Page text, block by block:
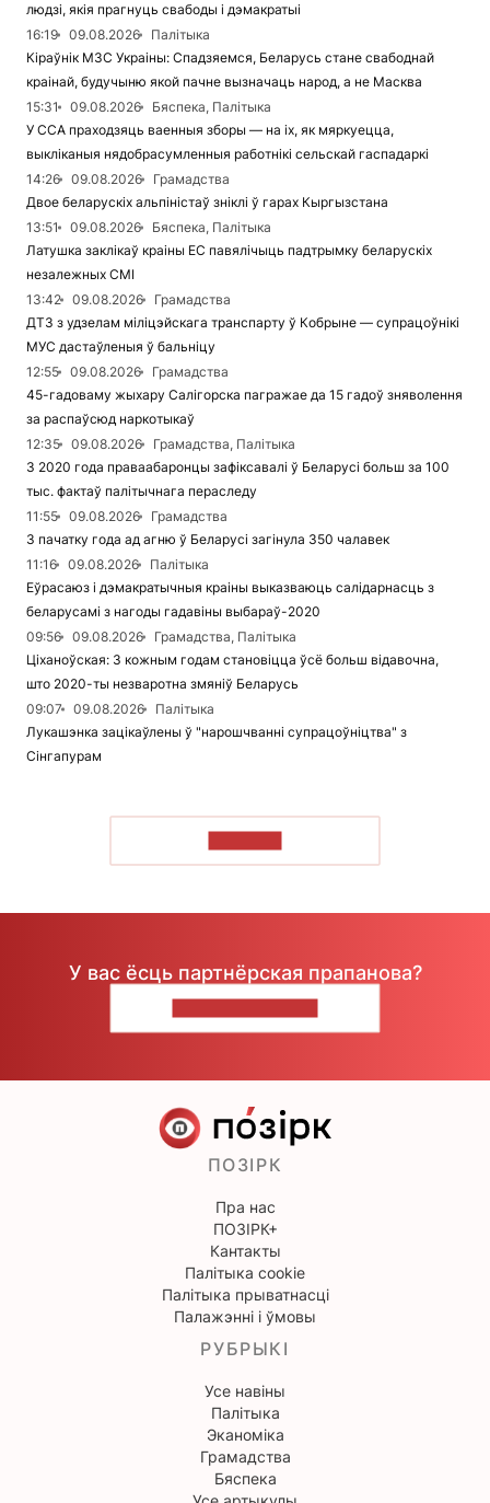
людзі, якія прагнуць свабоды і дэмакратыі
16:19
09.08.2026
Палітыка
Кіраўнік МЗС Украіны: Спадзяемся, Беларусь стане свабоднай
краінай, будучыню якой пачне вызначаць народ, а не Масква
15:31
09.08.2026
Бяспека, Палітыка
У ССА праходзяць ваенныя зборы — на іх, як мяркуецца,
выкліканыя нядобрасумленныя работнікі сельскай гаспадаркі
14:26
09.08.2026
Грамадства
Двое беларускіх альпіністаў зніклі ў гарах Кыргызстана
13:51
09.08.2026
Бяспека, Палітыка
Латушка заклікаў краіны ЕС павялічыць падтрымку беларускіх
незалежных СМІ
13:42
09.08.2026
Грамадства
ДТЗ з удзелам міліцэйскага транспарту ў Кобрыне — супрацоўнікі
МУС дастаўленыя ў бальніцу
12:55
09.08.2026
Грамадства
45-гадоваму жыхару Салігорска пагражае да 15 гадоў зняволення
за распаўсюд наркотыкаў
12:35
09.08.2026
Грамадства, Палітыка
З 2020 года праваабаронцы зафіксавалі ў Беларусі больш за 100
тыс. фактаў палітычнага пераследу
11:55
09.08.2026
Грамадства
З пачатку года ад агню ў Беларусі загінула 350 чалавек
11:16
09.08.2026
Палітыка
Еўрасаюз і дэмакратычныя краіны выказваюць салідарнасць з
беларусамі з нагоды гадавіны выбараў-2020
09:56
09.08.2026
Грамадства, Палітыка
Ціханоўская: З кожным годам становіцца ўсё больш відавочна,
што 2020-ты незваротна змяніў Беларусь
09:07
09.08.2026
Палітыка
Лукашэнка зацікаўлены ў "нарошчванні супрацоўніцтва" з
Сінгапурам
У вас ёсць партнёрская прапанова?
ПОЗІРК
Пра нас
ПОЗІРК+
Кантакты
Палітыка cookie
Палітыка прыватнасці
Палажэнні і ўмовы
РУБРЫКІ
Усе навіны
Палітыка
Эканоміка
Грамадства
Бяспека